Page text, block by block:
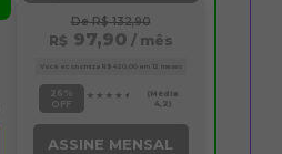
De R$ 132,90
R$ 97,90 / mês
Você economiza R$420,00 em 12 meses
26%
OFF
(Média
4,2)
ASSINE MENSAL